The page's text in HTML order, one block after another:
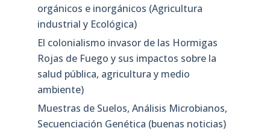
orgánicos e inorgánicos (Agricultura
industrial y Ecológica)
El colonialismo invasor de las Hormigas
Rojas de Fuego y sus impactos sobre la
salud pública, agricultura y medio
ambiente)
Muestras de Suelos, Análisis Microbianos,
Secuenciación Genética (buenas noticias)